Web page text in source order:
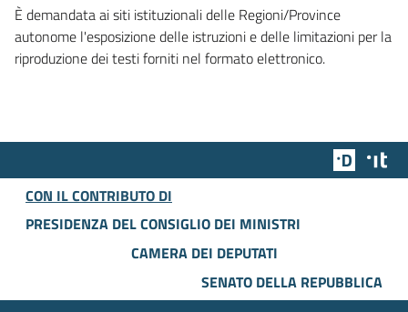
È demandata ai siti istituzionali delle Regioni/Province
autonome l'esposizione delle istruzioni e delle limitazioni per la
riproduzione dei testi forniti nel formato elettronico.
Team
CON IL CONTRIBUTO DI
PRESIDENZA DEL CONSIGLIO DEI MINISTRI
CAMERA DEI DEPUTATI
SENATO DELLA REPUBBLICA